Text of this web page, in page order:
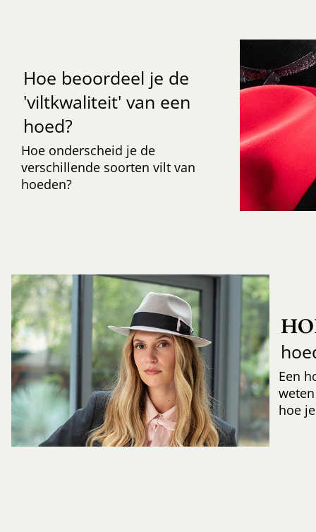
Hoe beoordeel je de
'viltkwaliteit' van een
hoed?
Hoe onderscheid je de
verschillende soorten vilt van
hoeden?
Een
hoe